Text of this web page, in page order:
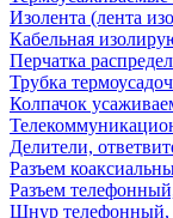
Изолента (лента
Кабельная
Перчатка
Трубка
Колпачок
Делители,
Разъем
Разъем
Шнур телефонный,